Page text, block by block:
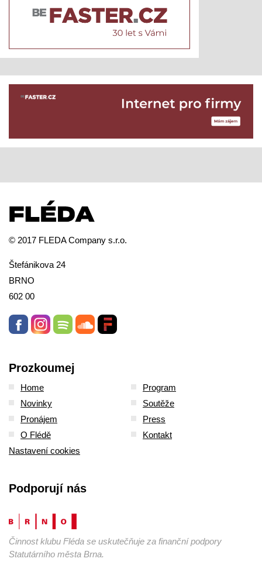
© 2017 FLEDA Company s.r.o.
Štefánikova 24
BRNO
602 00
Prozkoumej
Home
Program
Novinky
Soutěže
Pronájem
Press
O Flédě
Kontakt
Nastavení cookies
Podporují nás
Činnost klubu Fléda se uskutečňuje za finanční podpory
Statutárního města Brna.